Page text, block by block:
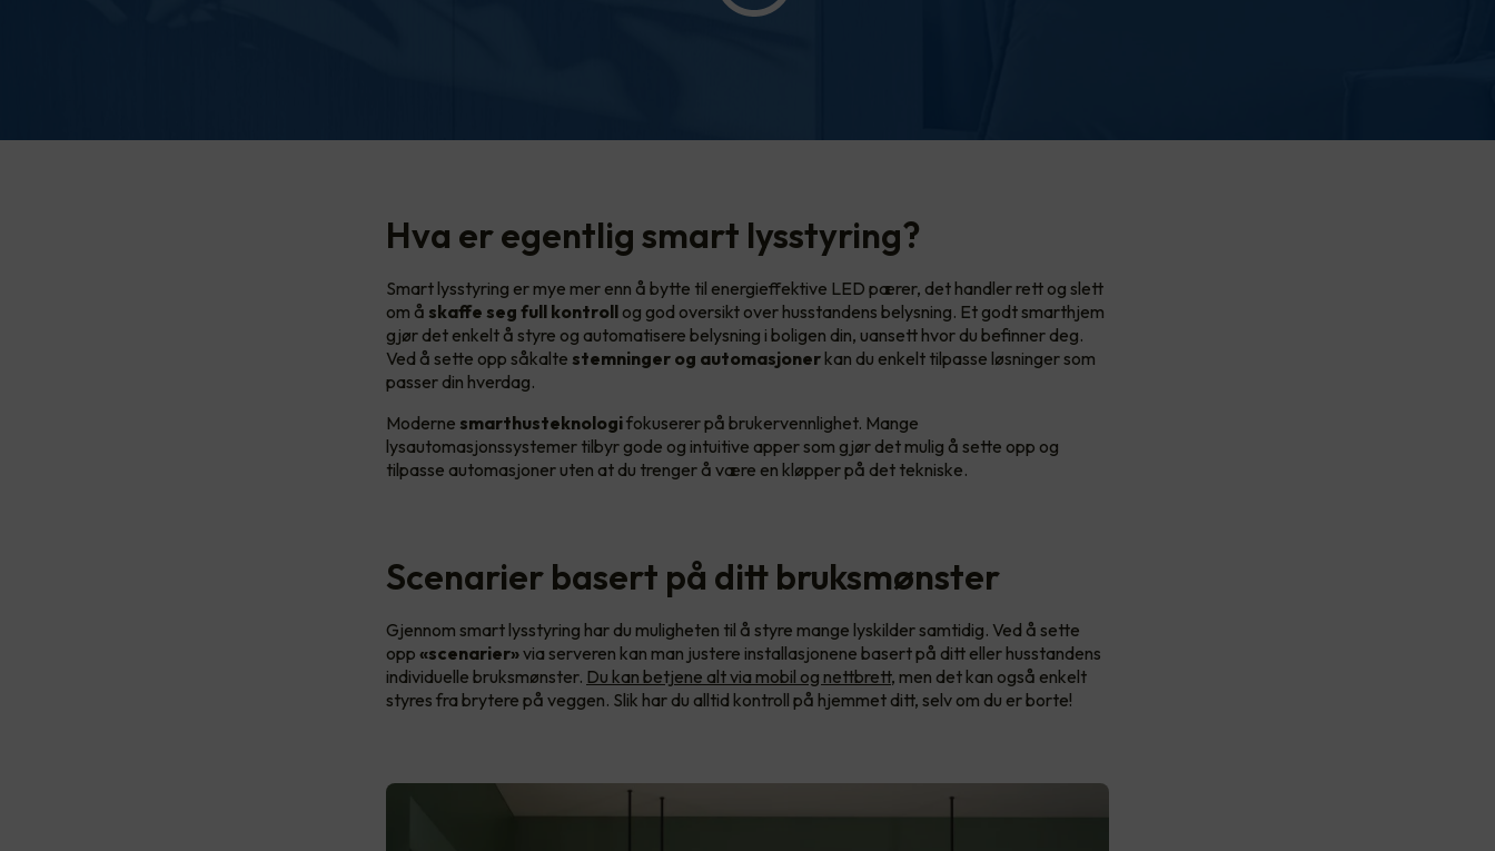
Hva er egentlig smart lysstyring?
Smart lysstyring er mye mer enn å bytte til energieffektive LED pærer, det handler rett og slett
om å skaffe seg full kontroll og god oversikt over husstandens belysning. Et godt smarthjem
gjør det enkelt å styre og automatisere belysning i boligen din, uansett hvor du befinner deg.
Ved å sette opp såkalte stemninger og automasjoner kan du enkelt tilpasse løsninger som
passer din hverdag.
Moderne smarthusteknologifokuserer på brukervennlighet. Mange
lysautomasjonssystemer tilbyr gode og intuitive apper som gjør det mulig å sette opp og
tilpasse automasjoner uten at du trenger å være en kløpper på det tekniske.
Scenarier basert på ditt bruksmønster
Gjennom smart lysstyring har du muligheten til å styre mange lyskilder samtidig. Ved å sette
opp «scenarier»via serveren kan man justere installasjonene basert på ditt eller husstandens
individuelle bruksmønster. Du kan betjene alt via mobil og nettbrett, men det kan også enkelt
styres fra brytere på veggen. Slik har du alltid kontroll på hjemmet ditt, selv om du er borte!